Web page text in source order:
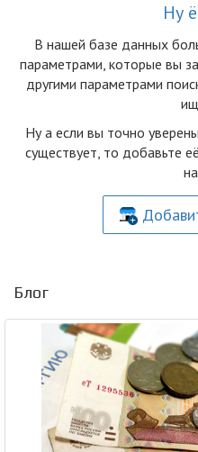
Ну
В нашей базе данных
параметрами, которые вы
другими параметрами
Ну а если вы точно
существует, то добавьте
Блог